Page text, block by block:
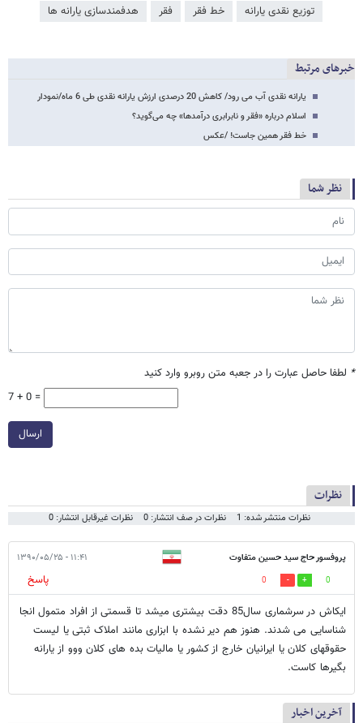
توزیع نقدی یارانه خط فقر فقر هدفمندسازی یارانه ​‌ها
خبرهای مرتبط
یارانه نقدی آب می رود/ کاهش 20 درصدی ارزش یارانه نقدی طی 6 ماه/نمودار
اسلام درباره «فقر و نابرابری درآمدها» چه می‌گوید؟
خط فقر همین جاست! /عکس
نظر شما
* لطفا حاصل عبارت را در جعبه متن روبرو وارد کنید
7 + 0 =
ارسال
نظرات
نظرات منتشر شده: 1 نظرات در صف انتشار: 0 نظرات غیرقابل انتشار: 0
پروفسور حاج سید حسین متفاوت ۱۱:۴۱ - ۱۳۹۰/۰۵/۲۵
0
0
پاسخ
ایکاش در سرشماری سال85 دقت بیشتری میشد تا قسمتی از افراد متمول انجا
شناسایی می شدند. هنوز هم دیر نشده با ابزاری مانند املاک ثبتی یا لیست
حقوقهای کلان یا ایرانیان خارج از کشور یا مالیات بده های کلان ووو از یارانه
بگیرها کاست.
آخرین اخبار